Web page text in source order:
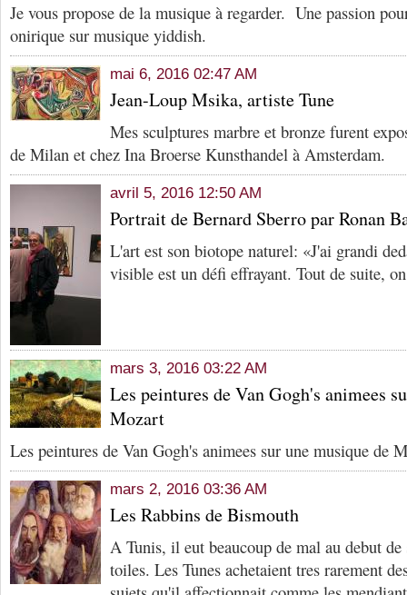
Je vous propose de la musique à regarder. Une passion
onirique sur musique yiddish.
mai 6, 2016 02:47 AM
Jean-Loup Msika, artiste Tune
Mes sculptures marbre et bronze furent
de Milan et chez Ina Broerse Kunsthandel à Amsterdam.
avril 5, 2016 12:50 AM
Portrait de Bernard Sberro par Ronan
L'art est son biotope naturel: «J'ai grandi
visible est un défi effrayant. Tout de suite,
mars 3, 2016 03:22 AM
Les peintures de Van Gogh's animees
Mozart
Les peintures de Van Gogh's animees sur une musique de
mars 2, 2016 03:36 AM
Les Rabbins de Bismouth
A Tunis, il eut beaucoup de mal au debut de
toiles. Les Tunes achetaient tres rarement